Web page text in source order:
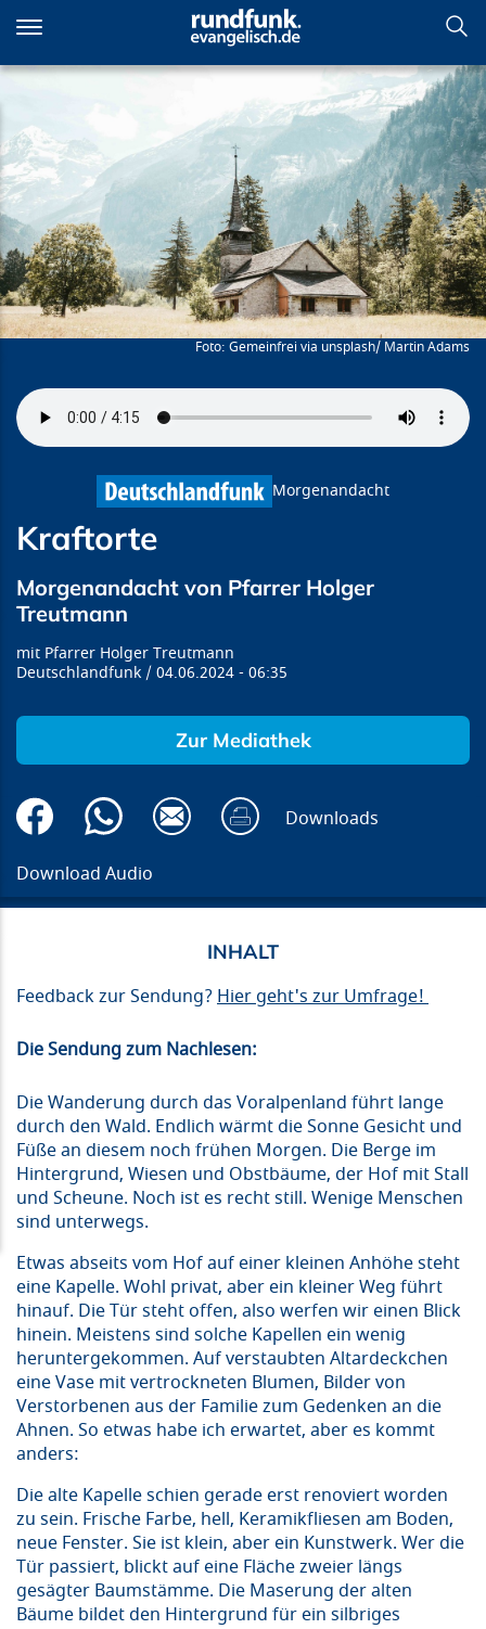
zum
Inhalt
Gemeinfrei via unsplash/ Martin Adams
Morgenandacht
Kraftorte
Morgenandacht von Pfarrer Holger
Treutmann
Pfarrer Holger Treutmann
Deutschlandfunk
04.06.2024 06:35
Zur Mediathek
Downloads
Download Audio
Feedback zur Sendung? Hier geht's zur Umfrage!
Die Sendung zum Nachlesen:
Die Wanderung durch das Voralpenland führt lange
durch den Wald. Endlich wärmt die Sonne Gesicht und
Füße an diesem noch frühen Morgen. Die Berge im
Hintergrund, Wiesen und Obstbäume, der Hof mit Stall
und Scheune. Noch ist es recht still. Wenige Menschen
sind unterwegs.
Etwas abseits vom Hof auf einer kleinen Anhöhe steht
eine Kapelle. Wohl privat, aber ein kleiner Weg führt
hinauf. Die Tür steht offen, also werfen wir einen Blick
hinein. Meistens sind solche Kapellen ein wenig
heruntergekommen. Auf verstaubten Altardeckchen
eine Vase mit vertrockneten Blumen, Bilder von
Verstorbenen aus der Familie zum Gedenken an die
Ahnen. So etwas habe ich erwartet, aber es kommt
anders:
Die alte Kapelle schien gerade erst renoviert worden
zu sein. Frische Farbe, hell, Keramikfliesen am Boden,
neue Fenster. Sie ist klein, aber ein Kunstwerk. Wer die
Tür passiert, blickt auf eine Fläche zweier längs
gesägter Baumstämme. Die Maserung der alten
Bäume bildet den Hintergrund für ein silbriges